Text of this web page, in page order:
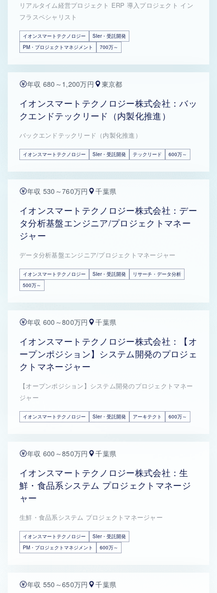
リアルタイム経営プロジェクト ERP 導入プロジェクト イン
フラスペシャリスト
イオンスマートテクノロジー
SIer・受託開発
PM・プロジェクトマネジメント
700万～
年収 680～1,200万円 東京都
イオンスマートテクノロジー株式会社：バッ
クエンドテックリード（内製化推進）
バックエンドテックリード（内製化推進）
イオンスマートテクノロジー SIer・受託開発 テックリード 600万～
年収 530～760万円 千葉県
イオンスマートテクノロジー株式会社：デー
タ分析基盤エンジニア/プロジェクトマネー
ジャー
データ分析基盤エンジニア/プロジェクトマネージャー
イオンスマートテクノロジー SIer・受託開発
リサーチ・データ分析
500万～
年収 600～800万円 千葉県
イオンスマートテクノロジー株式会社：【オ
ープンポジション】システム開発のプロジェ
クトマネージャー
【オープンポジション】システム開発のプロジェクトマネー
ジャー
イオンスマートテクノロジー SIer・受託開発 アーキテクト 600万～
年収 600～850万円 千葉県
イオンスマートテクノロジー株式会社：生
鮮・食品系システム プロジェクトマネージ
ャー
生鮮・食品系システム プロジェクトマネージャー
イオンスマートテクノロジー
SIer・受託開発
PM・プロジェクトマネジメント
600万～
年収 550～650万円 千葉県